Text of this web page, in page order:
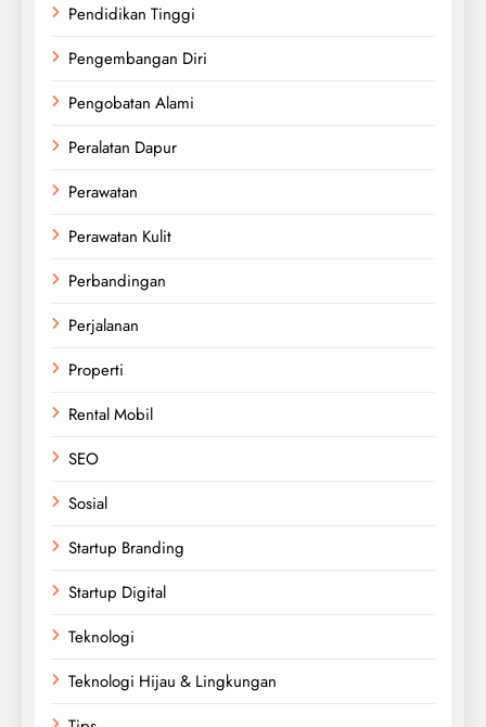
Pendidikan Tinggi
Pengembangan Diri
Pengobatan Alami
Peralatan Dapur
Perawatan
Perawatan Kulit
Perbandingan
Perjalanan
Properti
Rental Mobil
SEO
Sosial
Startup Branding
Startup Digital
Teknologi
Teknologi Hijau & Lingkungan